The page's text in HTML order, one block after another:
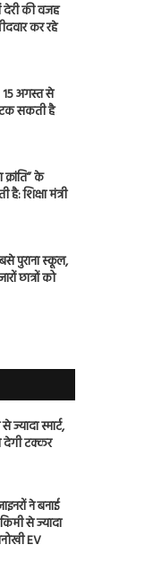
की वजह
कर रहे
15 अगस्त से
सकती है
के
है: शिक्षा मंत्री
पुराना स्कूल,
छात्रों को
स्मार्ट,
टक्कर
ने बनाई
से ज्यादा
EV